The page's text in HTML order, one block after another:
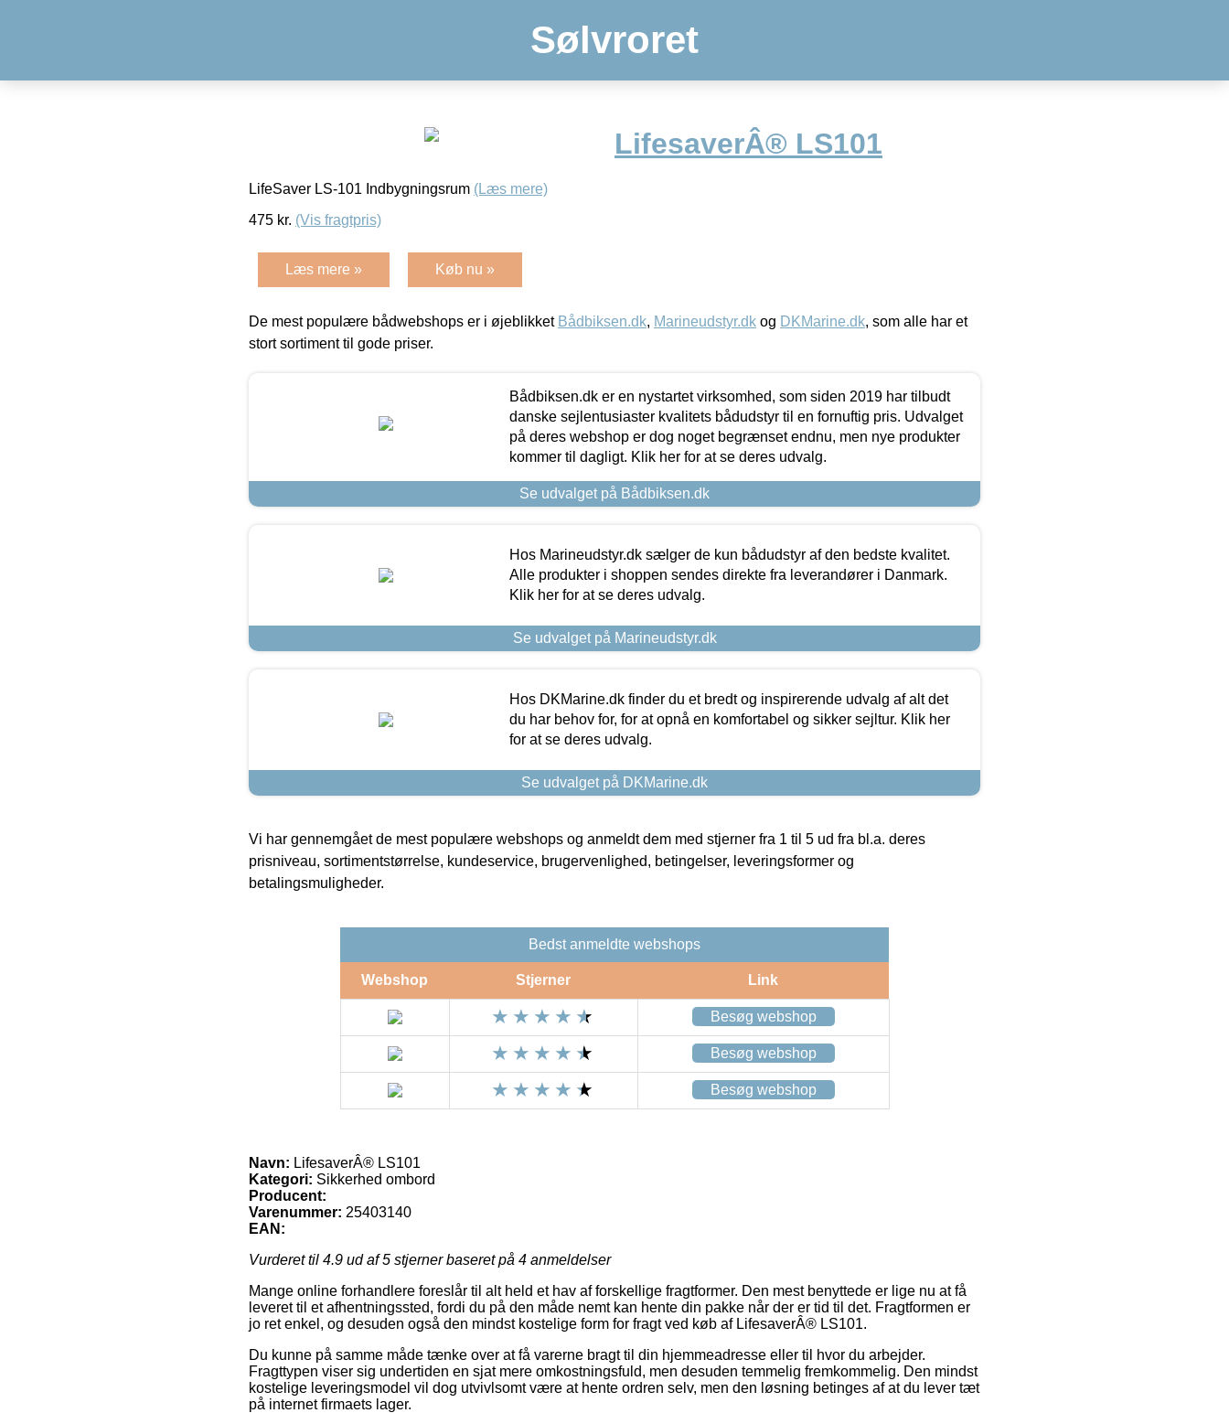
Sølvroret
LifesaverÂ® LS101
LifeSaver LS-101 Indbygningsrum (Læs mere)
475 kr. (Vis fragtpris)
Læs mere » Køb nu »
De mest populære bådwebshops er i øjeblikket Bådbiksen.dk, Marineudstyr.dk og DKMarine.dk, som alle har et
stort sortiment til gode priser.
Bådbiksen.dk er en nystartet virksomhed, som siden 2019 har tilbudt
danske sejlentusiaster kvalitets bådudstyr til en fornuftig pris. Udvalget
på deres webshop er dog noget begrænset endnu, men nye produkter
kommer til dagligt. Klik her for at se deres udvalg.
Se udvalget på Bådbiksen.dk
Hos Marineudstyr.dk sælger de kun bådudstyr af den bedste kvalitet.
Alle produkter i shoppen sendes direkte fra leverandører i Danmark.
Klik her for at se deres udvalg.
Se udvalget på Marineudstyr.dk
Hos DKMarine.dk finder du et bredt og inspirerende udvalg af alt det
du har behov for, for at opnå en komfortabel og sikker sejltur. Klik her
for at se deres udvalg.
Se udvalget på DKMarine.dk
Vi har gennemgået de mest populære webshops og anmeldt dem med stjerner fra 1 til 5 ud fra bl.a. deres
prisniveau, sortimentstørrelse, kundeservice, brugervenlighed, betingelser, leveringsformer og
betalingsmuligheder.
Bedst anmeldte webshops
Webshop Stjerner Link
Besøg webshop
Besøg webshop
Besøg webshop
Navn: LifesaverÂ® LS101
Kategori: Sikkerhed ombord
Producent:
Varenummer: 25403140
EAN:
Vurderet til 4.9 ud af 5 stjerner baseret på 4 anmeldelser
Mange online forhandlere foreslår til alt held et hav af forskellige fragtformer. Den mest benyttede er lige nu at få
leveret til et afhentningssted, fordi du på den måde nemt kan hente din pakke når der er tid til det. Fragtformen er
jo ret enkel, og desuden også den mindst kostelige form for fragt ved køb af LifesaverÂ® LS101.
Du kunne på samme måde tænke over at få varerne bragt til din hjemmeadresse eller til hvor du arbejder.
Fragttypen viser sig undertiden en sjat mere omkostningsfuld, men desuden temmelig fremkommelig. Den mindst
kostelige leveringsmodel vil dog utvivlsomt være at hente ordren selv, men den løsning betinges af at du lever tæt
på internet firmaets lager.